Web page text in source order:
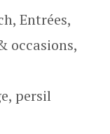
, Entrées,
occasions,
, persil